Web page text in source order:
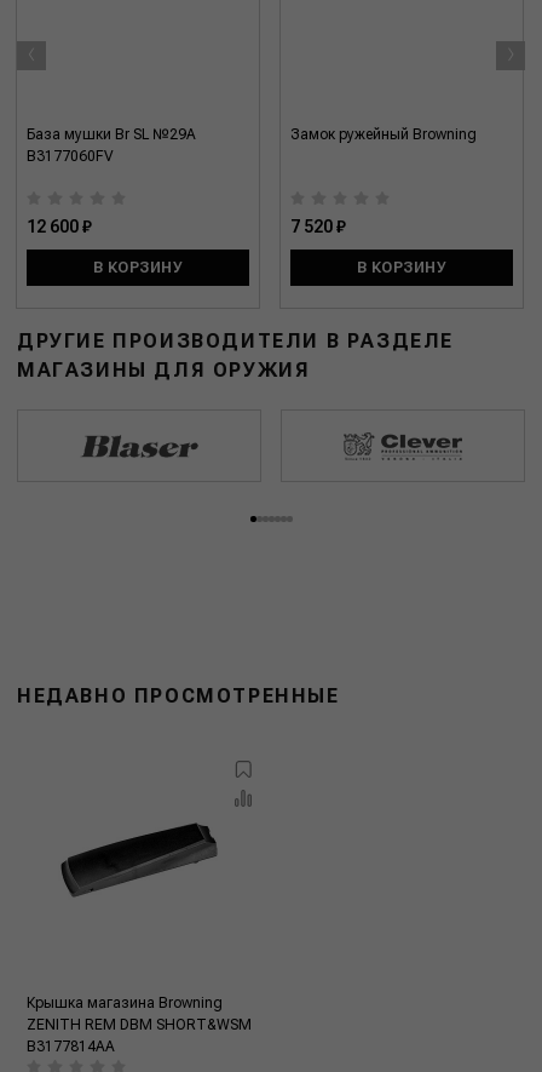
База мушки Br SL №29A
B3177060FV
12 600 ₽
В КОРЗИНУ
Замок ружейный Browning
7 520 ₽
В КОРЗИНУ
‹ ›
ДРУГИЕ ПРОИЗВОДИТЕЛИ В РАЗДЕЛЕ
МАГАЗИНЫ ДЛЯ ОРУЖИЯ
НЕДАВНО ПРОСМОТРЕННЫЕ
Крышка магазина Browning
ZENITH REM DBM SHORT&WSM
B3177814AA